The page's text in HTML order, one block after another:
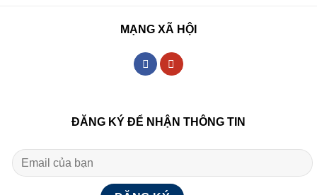
MẠNG XÃ HỘI
ĐĂNG KÝ ĐỂ NHẬN THÔNG TIN